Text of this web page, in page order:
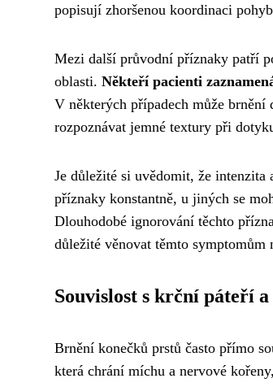
popisují zhoršenou koordinaci
Mezi další průvodní příznaky patří
oblasti. Někteří pacienti
V některých případech může brnění
rozpoznávat jemné textury při
Je důležité si uvědomit, že
příznaky konstantně, u jiných se
Dlouhodobé ignorování těchto
důležité věnovat těmto symptomům
Souvislost s krční páteří
Brnění konečků prstů často přímo
která chrání míchu a nervové